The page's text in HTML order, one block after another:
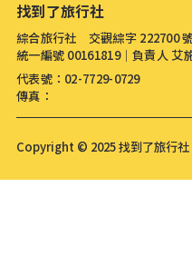
找到了旅行社
綜合旅行社 交觀綜字 222700
統一編號 00161819│負責人 艾
代表號：02-7729-0729
傳真：
Copyright © 2025 找到了旅行社